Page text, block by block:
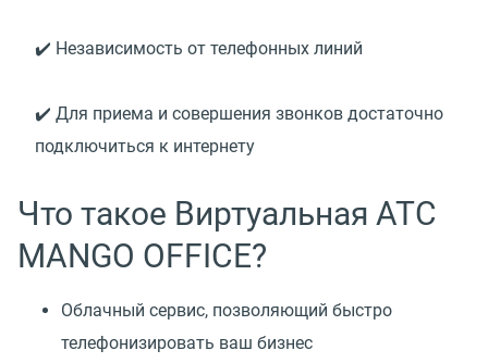
✔️ Независимость от телефонных линий
✔️ Для приема и совершения звонков достаточно
подключиться к интернету
Что такое Виртуальная АТС
MANGO OFFICE?
Облачный сервис, позволяющий быстро
телефонизировать ваш бизнес